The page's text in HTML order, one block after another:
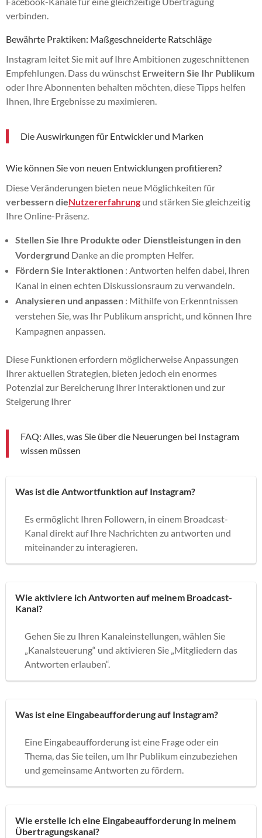
verbinden.
Bewährte Praktiken: Maßgeschneiderte Ratschläge
Instagram leitet Sie mit auf Ihre Ambitionen zugeschnittenen
Empfehlungen. Dass du wünschst Erweitern Sie Ihr Publikum
oder Ihre Abonnenten behalten möchten, diese Tipps helfen
Ihnen, Ihre Ergebnisse zu maximieren.
Die Auswirkungen für Entwickler und Marken
Wie können Sie von neuen Entwicklungen profitieren?
Diese Veränderungen bieten neue Möglichkeiten für
verbessern dieNutzererfahrung und stärken Sie gleichzeitig
Ihre Online-Präsenz.
Stellen Sie Ihre Produkte oder Dienstleistungen in den
Vordergrund Danke an die prompten Helfer.
Fördern Sie Interaktionen : Antworten helfen dabei, Ihren
Kanal in einen echten Diskussionsraum zu verwandeln.
Analysieren und anpassen : Mithilfe von Erkenntnissen
verstehen Sie, was Ihr Publikum anspricht, und können Ihre
Kampagnen anpassen.
Diese Funktionen erfordern möglicherweise Anpassungen
Ihrer aktuellen Strategien, bieten jedoch ein enormes
Potenzial zur Bereicherung Ihrer Interaktionen und zur
Steigerung Ihrer
FAQ: Alles, was Sie über die Neuerungen bei Instagram
wissen müssen
Was ist die Antwortfunktion auf Instagram?
Es ermöglicht Ihren Followern, in einem Broadcast-
Kanal direkt auf Ihre Nachrichten zu antworten und
miteinander zu interagieren.
Wie aktiviere ich Antworten auf meinem Broadcast-
Kanal?
Gehen Sie zu Ihren Kanaleinstellungen, wählen Sie
„Kanalsteuerung“ und aktivieren Sie „Mitgliedern das
Antworten erlauben“.
Was ist eine Eingabeaufforderung auf Instagram?
Eine Eingabeaufforderung ist eine Frage oder ein
Thema, das Sie teilen, um Ihr Publikum einzubeziehen
und gemeinsame Antworten zu fördern.
Wie erstelle ich eine Eingabeaufforderung in meinem
Übertragungskanal?